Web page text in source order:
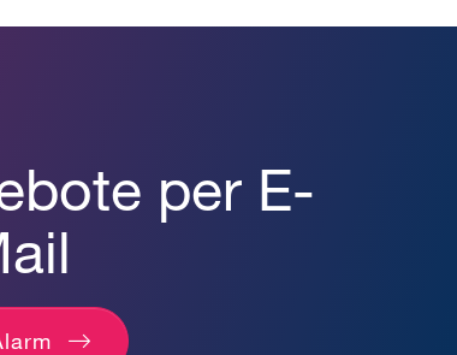
per E-